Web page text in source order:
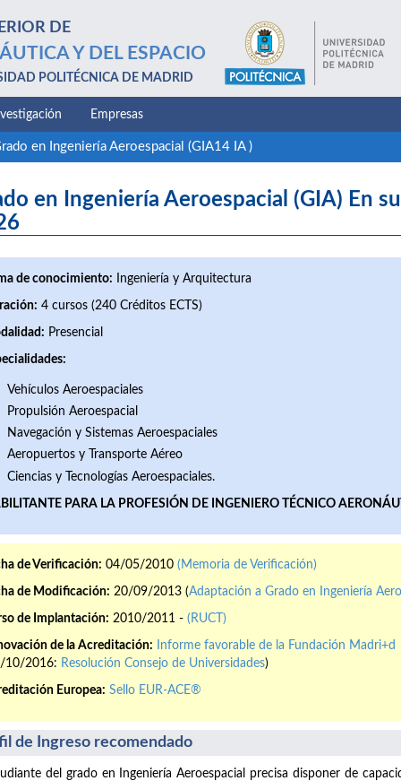
DE
Y DEL ESPACIO
POLITÉCNICA DE MADRID
Empresas
en Ingeniería Aeroespacial (GIA14 IA )
en Ingeniería Aeroespacial (GIA) En
de conocimiento: Ingeniería y Arquitectura
4 cursos (240 Créditos ECTS)
Presencial
Vehículos Aeroespaciales
Propulsión Aeroespacial
Navegación y Sistemas Aeroespaciales
Aeropuertos y Transporte Aéreo
Ciencias y Tecnologías Aeroespaciales.
PARA LA PROFESIÓN DE INGENIERO TÉCNICO
de Verificación: 04/05/2010 (Memoria de Verificación)
de Modificación: 20/09/2013 (Adaptación a Grado en Ingeniería
de Implantación: 2010/2011 - (RUCT)
de la Acreditación:
Informe favorable de la Fundación Madri+d
10/2016: Resolución Consejo de Universidades)
Europea: Sello EUR-ACE®
de Ingreso recomendado
del grado en Ingeniería Aeroespacial precisa disponer de